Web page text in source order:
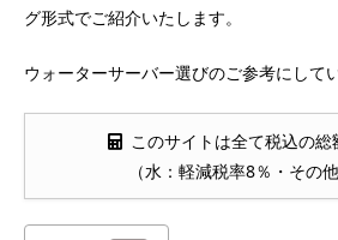
グ形式でご紹介いたします。
ウォーターサーバー選びのご参考にして
このサイトは全て税込の総
（水：軽減税率8％・その